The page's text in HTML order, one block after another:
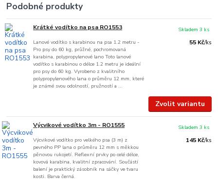
Podobné produkty
Krátké vodítko na psa RO1553
Lanové vodítko s karabinou na psa 1.2 metru -
Pro psy do 60 kg, průžné, pochromovaná
karabina, polypropylenové lano Toto lanové
vodítko s karabinou o délce 1.2 metru je ideální
pro psy do 60 kg. Vyrobeno z kvalitního
polypropylenového lana o průměru 12 mm, které
je známé svou odolností, pružností a ...
55 Kč/ks
Skladem 3 ks
Zvolit variantu
Výcvikové vodítko 3m - RO1555
Výcvikové vodítko pro velkého psa (3 m) z
pevného PP lana o průměru 12 mm s měkkou
pěnovou rukojetí. Reflexní prvky po celé délce,
kovová karabina, kvalitní zpracování. Součástí
balení je praktický zásobník na sáčky ve tvaru
kosti. Barva černá.
145 Kč/ks
Skladem 3 ks